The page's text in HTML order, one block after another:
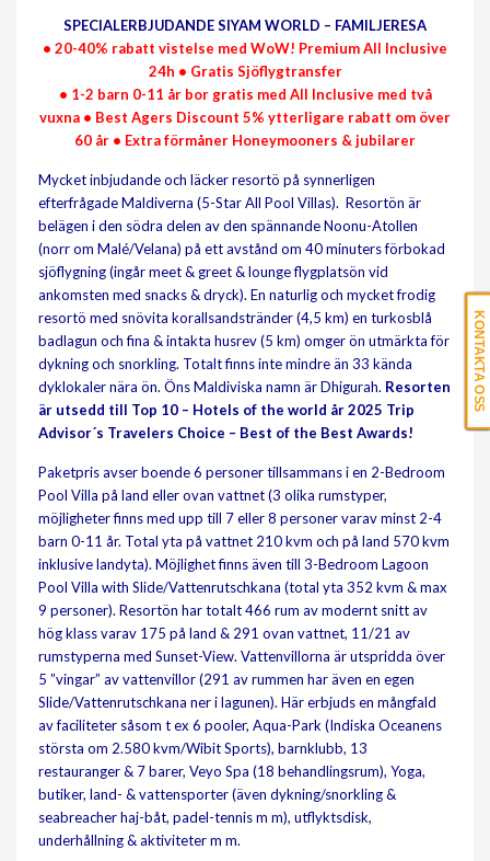
SPECIALERBJUDANDE SIYAM WORLD – FAMILJERESA
• 20-40% rabatt vistelse med WoW! Premium All Inclusive
24h • Gratis Sjöflygtransfer
• 1-2 barn 0-11 år bor gratis med All Inclusive med två
vuxna • Best Agers Discount 5% ytterligare rabatt om över
60 år • Extra förmåner Honeymooners & jubilarer
Mycket inbjudande och läcker resortö på synnerligen
efterfrågade Maldiverna (5-Star All Pool Villas). Resortön är
belägen i den södra delen av den spännande Noonu-Atollen
(norr om Malé/Velana) på ett avstånd om 40 minuters förbokad
sjöflygning (ingår meet & greet & lounge flygplatsön vid
ankomsten med snacks & dryck). En naturlig och mycket frodig
resortö med snövita korallsandstränder (4,5 km) en turkosblå
badlagun och fina & intakta husrev (5 km) omger ön utmärkta för
dykning och snorkling. Totalt finns inte mindre än 33 kända
dyklokaler nära ön. Öns Maldiviska namn är Dhigurah. Resorten
är utsedd till Top 10 – Hotels of the world år 2025 Trip
Advisor´s Travelers Choice – Best of the Best Awards!
Paketpris avser boende 6 personer tillsammans i en 2-Bedroom
Pool Villa på land eller ovan vattnet (3 olika rumstyper,
möjligheter finns med upp till 7 eller 8 personer varav minst 2-4
barn 0-11 år. Total yta på vattnet 210 kvm och på land 570 kvm
inklusive landyta). Möjlighet finns även till 3-Bedroom Lagoon
Pool Villa with Slide/Vattenrutschkana (total yta 352 kvm & max
9 personer). Resortön har totalt 466 rum av modernt snitt av
hög klass varav 175 på land & 291 ovan vattnet, 11/21 av
rumstyperna med Sunset-View. Vattenvillorna är utspridda över
5 ”vingar” av vattenvillor (291 av rummen har även en egen
Slide/Vattenrutschkana ner i lagunen). Här erbjuds en mångfald
av faciliteter såsom t ex 6 pooler, Aqua-Park (Indiska Oceanens
största om 2.580 kvm/Wibit Sports), barnklubb, 13
restauranger & 7 barer, Veyo Spa (18 behandlingsrum), Yoga,
butiker, land- & vattensporter (även dykning/snorkling &
seabreacher haj-båt, padel-tennis m m), utflyktsdisk,
underhållning & aktiviteter m m.
KONTAKTA OSS